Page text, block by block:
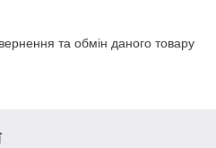
та обмін даного товару